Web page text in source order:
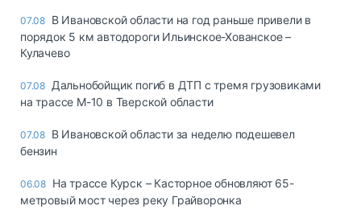
07.08 В Ивановской области на год раньше привели в
порядок 5 км автодороги Ильинское-Хованское –
Кулачево
07.08 Дальнобойщик погиб в ДТП с тремя грузовиками
на трассе М-10 в Тверской области
07.08 В Ивановской области за неделю подешевел
бензин
06.08 На трассе Курск – Касторное обновляют 65-
метровый мост через реку Грайворонка